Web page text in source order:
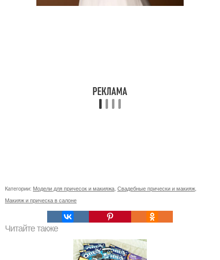
Категории: Модели для причесок и макияжа, Свадебные прически и макияж,
Макияж и прическа в салоне
Читайте также